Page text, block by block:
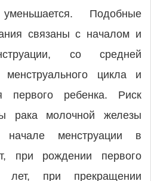
Подобные
связаны с началом и
со средней
менструального цикла и
первого ребенка. Риск
рака молочной железы
начале менструации в
при рождении первого
лет, при прекращении